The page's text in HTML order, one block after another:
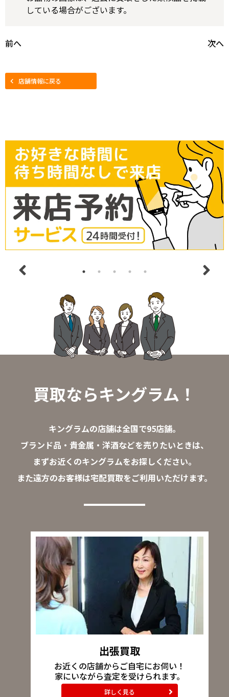
している場合がございます。
前へ 次へ
店舗情報に戻る
買取ならキングラム！
キングラムの店舗は全国で95店舗。
ブランド品・貴金属・洋酒などを売りたいときは、
まずお近くのキングラムをお探しください。
また遠方のお客様は宅配買取をご利用いただけます。
出張買取
お近くの店舗からご自宅にお伺い！
家にいながら査定を受けられます。
詳しく見る